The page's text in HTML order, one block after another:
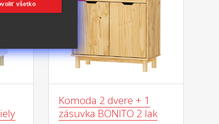
Komoda 2 dvere + 1
zásuvka BONITO 2 lak
všetko